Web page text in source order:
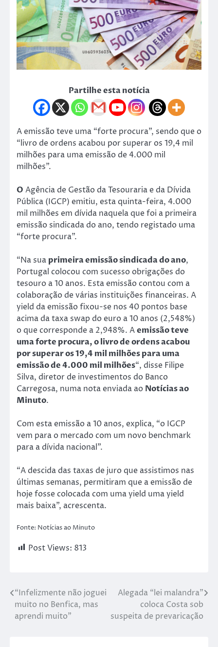
Partilhe esta notícia
A emissão teve uma “forte procura”, sendo que o
“livro de ordens acabou por superar os 19,4 mil
milhões para uma emissão de 4.000 mil
milhões”.
O Agência de Gestão da Tesouraria e da Dívida
Pública (IGCP) emitiu, esta quinta-feira, 4.000
mil milhões em dívida naquela que foi a primeira
emissão sindicada do ano, tendo registado uma
“forte procura”.
“Na sua primeira emissão sindicada do ano,
Portugal colocou com sucesso obrigações do
tesouro a 10 anos. Esta emissão contou com a
colaboração de várias instituições financeiras. A
yield da emissão fixou-se nos 40 pontos base
acima da taxa swap do euro a 10 anos (2,548%)
o que corresponde a 2,948%. Aemissão teve
uma forte procura, o livro de ordens acabou
por superar os 19,4 mil milhões para uma
emissão de 4.000 mil milhões“, disse Filipe
Silva, diretor de investimentos do Banco
Carregosa, numa nota enviada ao Notícias ao
Minuto.
Com esta emissão a 10 anos, explica, “o IGCP
vem para o mercado com um novo benchmark
para a dívida nacional”.
“A descida das taxas de juro que assistimos nas
últimas semanas, permitiram que a emissão de
hoje fosse colocada com uma yield uma yield
mais baixa”, acrescenta.
Fonte: Notícias ao Minuto
Post Views: 813
“Infelizmente não joguei
muito no Benfica, mas
aprendi muito”
Alegada “lei malandra”
coloca Costa sob
suspeita de prevaricação